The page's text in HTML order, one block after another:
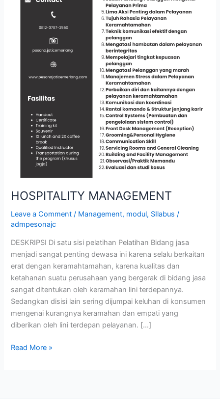
HOSPITALITY MANAGEMENT
Leave a Comment / Management, modul, SIlabus /
admpesonajc
DESKRIPSI Di satu sisi pelatihan Pelatihan Bidang jasa
menjadi sangat penting dewasa ini karena selalu berkaitan
erat dengan keramahtamahan, karena kualitas dan
ketahanan suatu perusahaan yang bergerak di bidang jasa
sangat ditentukan oleh keramahan lini terdepannya.
Sedangkan disisi lain sering dijumpai keluhan di konsumen
mengenai kurangnya keramahan dan empati yang
diberikan oleh lini terdepan pelayanan. […]
Read More »